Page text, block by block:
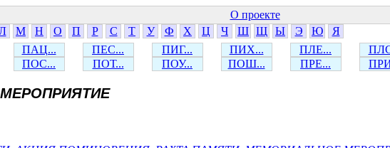
О проекте
М Н О П Р С Т У Ф Х Ц Ч Ш Щ Ы Э Ю
Я
ПАЦ... ПЕС... ПИГ... ПИХ... ПЛЕ...
ПОС... ПОТ... ПОУ... ПОШ... ПРЕ...